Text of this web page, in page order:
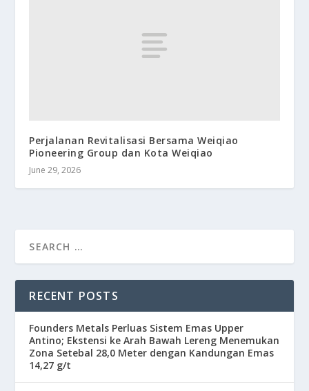
Perjalanan Revitalisasi Bersama Weiqiao
Pioneering Group dan Kota Weiqiao
June 29, 2026
RECENT POSTS
Founders Metals Perluas Sistem Emas Upper
Antino; Ekstensi ke Arah Bawah Lereng Menemukan
Zona Setebal 28,0 Meter dengan Kandungan Emas
14,27 g/t